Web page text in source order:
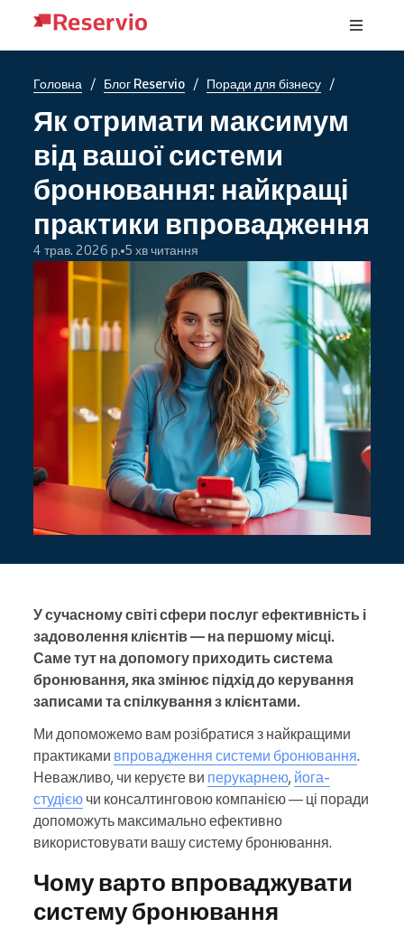
Головна / Блог Reservio / Поради для бізнесу /
Як отримати максимум
від вашої системи
бронювання: найкращі
практики впровадження
4 трав. 2026 р. 5 хв читання
У сучасному світі сфери послуг ефективність і
задоволення клієнтів — на першому місці.
Саме тут на допомогу приходить система
бронювання, яка змінює підхід до керування
записами та спілкування з клієнтами.
Ми допоможемо вам розібратися з найкращими
практиками впровадження системи бронювання.
Неважливо, чи керуєте ви перукарнею, йога-
студією чи консалтинговою компанією — ці поради
допоможуть максимально ефективно
використовувати вашу систему бронювання.
Чому варто впроваджувати
систему бронювання